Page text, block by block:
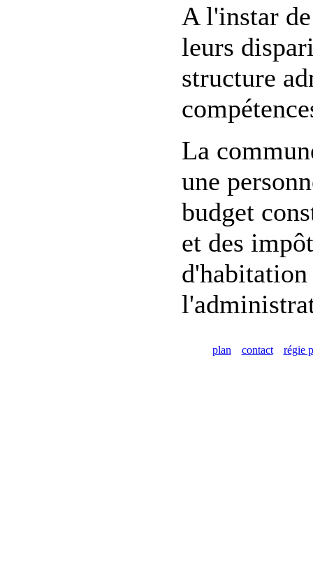
A l'instar
leurs
structure
La
une
budget
et des
plan contact régie